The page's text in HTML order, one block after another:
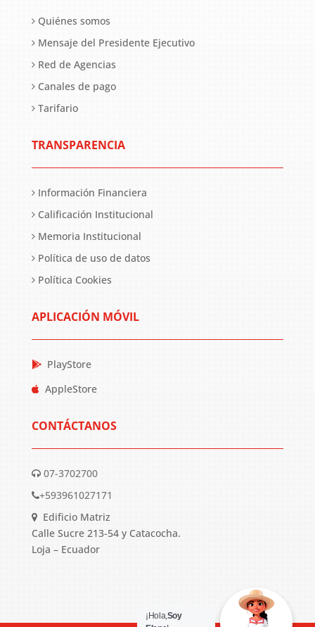
Quiénes somos
Mensaje del Presidente Ejecutivo
Red de Agencias
Canales de pago
Tarifario
TRANSPARENCIA
Información Financiera
Calificación Institucional
Memoria Institucional
Política de uso de datos
Política Cookies
APLICACIÓN MÓVIL
PlayStore
AppleStore
CONTÁCTANOS
07-3702700
+593961027171
Edificio Matriz
Calle Sucre 213-54 y Catacocha.
Loja – Ecuador
¡Hola,Soy